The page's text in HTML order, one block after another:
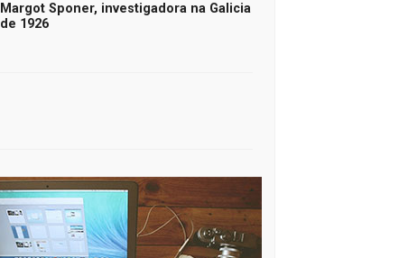
Margot Sponer, investigadora na Galicia
de 1926